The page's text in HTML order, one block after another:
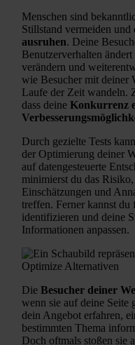
Menschen sind
Stillstand vermeiden und
ausruhen. Deine
Benutzerverhalten
verändern und
wie Besucher mit deiner
Laufe der Zeit wandeln.
dass deine Konkurrenz
Durch gezielte Tests
der Optimierung deiner
auf datengesteuerte
minimierst du das
Einschätzungen und
treffen. Ferner kannst
identifizieren und deine
Informationen anpassen.
Die Besucher deiner
wenn sie auf deine Seite
dein Angebot erfahren,
bestimmten Thema
Doch oftmals stoßen sie